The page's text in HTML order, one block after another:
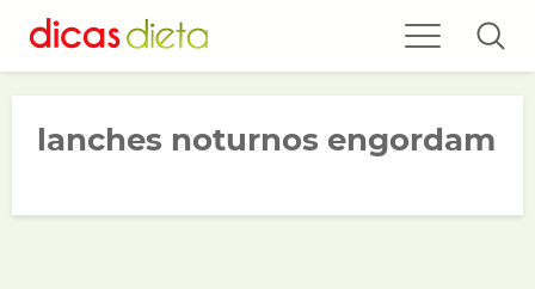
lanches noturnos engordam